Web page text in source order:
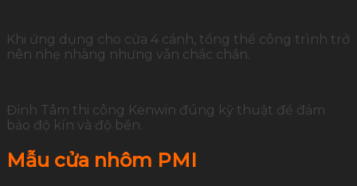
Khi ứng dụng cho cửa 4 cánh, tổng thể công trình trở
nên nhẹ nhàng nhưng vẫn chắc chắn.
Đỉnh Tâm thi công Kenwin đúng kỹ thuật để đảm
bảo độ kín và độ bền.
Mẫu cửa nhôm PMI